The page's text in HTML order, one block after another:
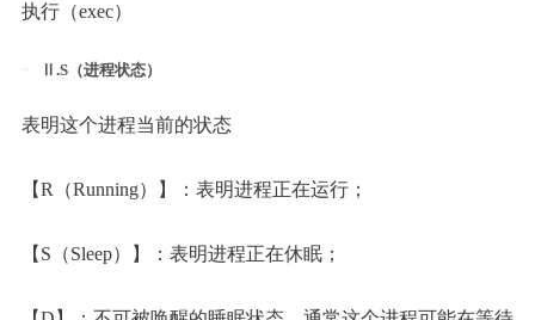
执行（exec）
Ⅱ.S（进程状态）
表明这个进程当前的状态
【R（Running）】：表明进程正在运行；
【S（Sleep）】：表明进程正在休眠；